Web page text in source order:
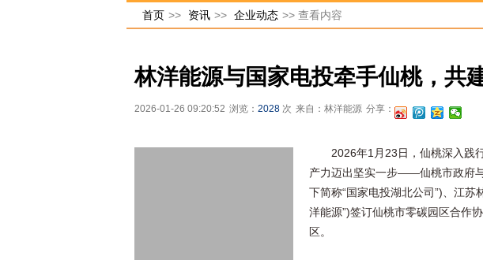
首页 >> 资讯 >> 企业动态 >> 查看内容
林洋能源与国家电投牵手仙桃，共
2026-01-26 09:20:52 浏览： 2028 次 来自：林洋能源 分享：
2026年1月23日，仙桃深入践
产力迈出坚实一步——仙桃市政府
下简称“国家电投湖北公司”)、江苏
洋能源”)签订仙桃市零碳园区合作
区。